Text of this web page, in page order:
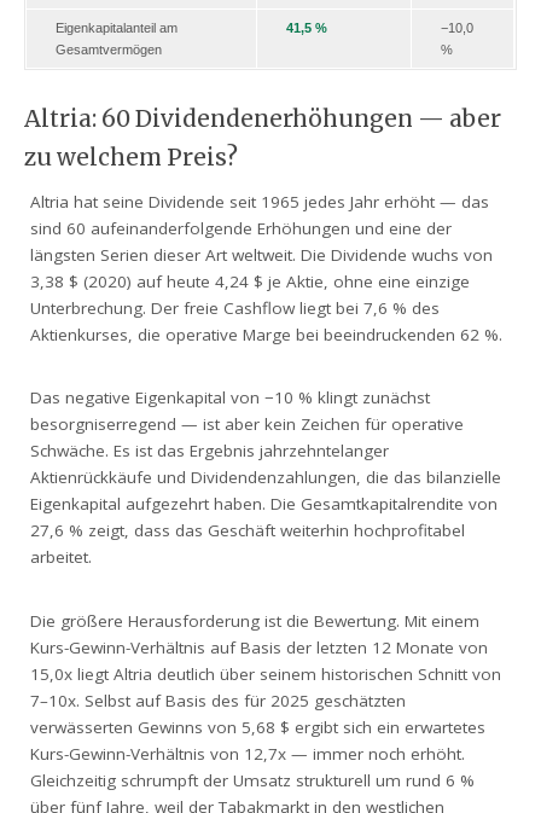
Eigenkapitalanteil am
Gesamtvermögen
41,5 %
−10,0
%
Altria: 60 Dividendenerhöhungen — aber
zu welchem Preis?
Altria hat seine Dividende seit 1965 jedes Jahr erhöht — das
sind 60 aufeinanderfolgende Erhöhungen und eine der
längsten Serien dieser Art weltweit. Die Dividende wuchs von
3,38 $ (2020) auf heute 4,24 $ je Aktie, ohne eine einzige
Unterbrechung. Der freie Cashflow liegt bei 7,6 % des
Aktienkurses, die operative Marge bei beeindruckenden 62 %.
Das negative Eigenkapital von −10 % klingt zunächst
besorgniserregend — ist aber kein Zeichen für operative
Schwäche. Es ist das Ergebnis jahrzehntelanger
Aktienrückkäufe und Dividendenzahlungen, die das bilanzielle
Eigenkapital aufgezehrt haben. Die Gesamtkapitalrendite von
27,6 % zeigt, dass das Geschäft weiterhin hochprofitabel
arbeitet.
Die größere Herausforderung ist die Bewertung. Mit einem
Kurs-Gewinn-Verhältnis auf Basis der letzten 12 Monate von
15,0x liegt Altria deutlich über seinem historischen Schnitt von
7–10x. Selbst auf Basis des für 2025 geschätzten
verwässerten Gewinns von 5,68 $ ergibt sich ein erwartetes
Kurs-Gewinn-Verhältnis von 12,7x — immer noch erhöht.
Gleichzeitig schrumpft der Umsatz strukturell um rund 6 %
über fünf Jahre, weil der Tabakmarkt in den westlichen